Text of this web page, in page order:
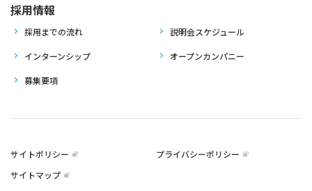
採用情報
採用までの流れ 説明会スケジュール
インターンシップ オープンカンパニー
募集要項
サイトポリシー
プライバシーポリシー
サイトマップ